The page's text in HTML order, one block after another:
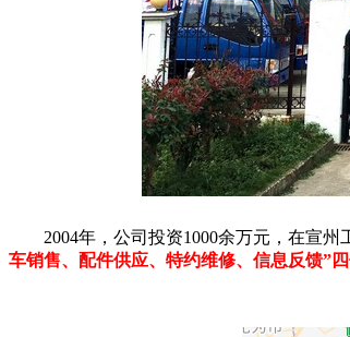
2004年，公司投资1000余万元，在宣州工
车销售、配件供应、特约维修、信息反馈”